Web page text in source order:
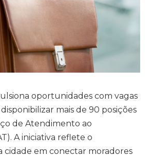
oportunidades com vagas
mais de 90 posições
de Atendimento ao
A iniciativa reflete o
cidade em conectar moradores